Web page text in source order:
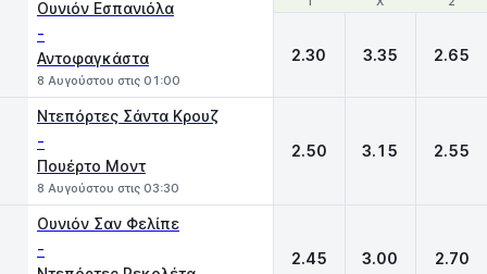
Ουνιόν Εσπανιόλα
-
Αντοφαγκάστα
8 Αυγούστου στις 01:00
2.30 3.35 2.65
Ντεπόρτες Σάντα Κρουζ
-
Πουέρτο Μοντ
8 Αυγούστου στις 03:30
2.50 3.15 2.55
Ουνιόν Σαν Φελίπε
- 2.45 3.00 2.70